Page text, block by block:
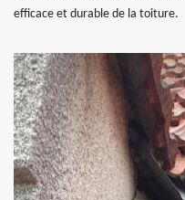
efficace et durable de la toiture.